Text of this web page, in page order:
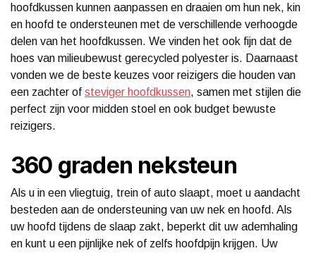
hoofdkussen kunnen aanpassen en draaien om hun nek, kin
en hoofd te ondersteunen met de verschillende verhoogde
delen van het hoofdkussen. We vinden het ook fijn dat de
hoes van milieubewust gerecycled polyester is. Daarnaast
vonden we de beste keuzes voor reizigers die houden van
een zachter of steviger hoofdkussen, samen met stijlen die
perfect zijn voor midden stoel en ook budget bewuste
reizigers.
360 graden neksteun
Als u in een vliegtuig, trein of auto slaapt, moet u aandacht
besteden aan de ondersteuning van uw nek en hoofd. Als
uw hoofd tijdens de slaap zakt, beperkt dit uw ademhaling
en kunt u een pijnlijke nek of zelfs hoofdpijn krijgen. Uw